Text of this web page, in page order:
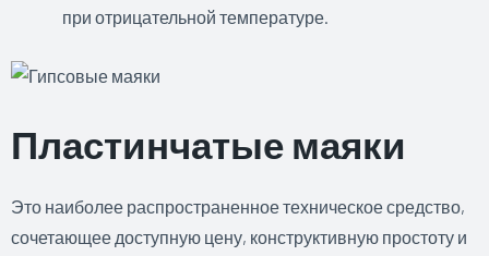
при отрицательной температуре.
Пластинчатые маяки
Это наиболее распространенное техническое средство,
сочетающее доступную цену, конструктивную простоту и